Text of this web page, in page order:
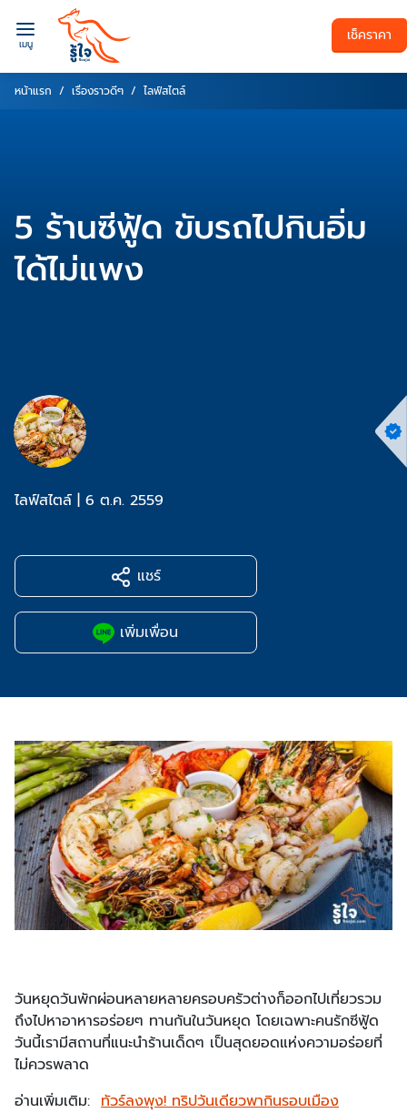
เมนู เช็คราคา
หน้าแรก เรื่องราวดีๆ ไลฟ์สไตล์
5 ร้านซีฟู้ด ขับรถไปกินอิ่ม
ได้ไม่แพง
ไลฟ์สไตล์ | 6 ต.ค. 2559
แชร์
เพิ่มเพื่อน
วันหยุดวันพักผ่อนหลายหลายครอบครัวต่างก็ออกไปเที่ยวรวม
ถึงไปหาอาหารอร่อยๆ ทานกันในวันหยุด โดยเฉพาะคนรักซีฟู้ด
วันนี้เรามีสถานที่แนะนำร้านเด็ดๆ เป็นสุดยอดแห่งความอร่อยที่
ไม่ควรพลาด
อ่านเพิ่มเติม: ทัวร์ลงพุง! ทริปวันเดียวพากินรอบเมือง